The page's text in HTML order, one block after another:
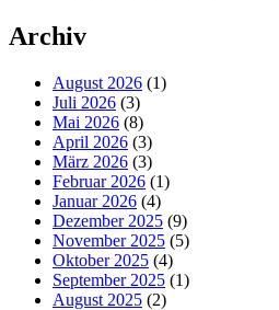
Archiv
August 2026 (1)
Juli 2026 (3)
Mai 2026 (8)
April 2026 (3)
März 2026 (3)
Februar 2026 (1)
Januar 2026 (4)
Dezember 2025 (9)
November 2025 (5)
Oktober 2025 (4)
September 2025 (1)
August 2025 (2)